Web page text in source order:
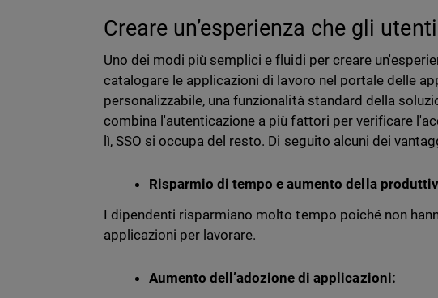
Creare un’esperienza che gli
Uno dei modi più semplici e fluidi per creare
catalogare le applicazioni di lavoro nel portale delle
personalizzabile, una funzionalità standard della
combina l'autenticazione a più fattori per verificare
lì, SSO si occupa del resto. Di seguito alcuni dei
Risparmio di tempo e aumento della
I dipendenti risparmiano molto tempo poiché non
applicazioni per lavorare.
Aumento dell’adozione di applicazioni: